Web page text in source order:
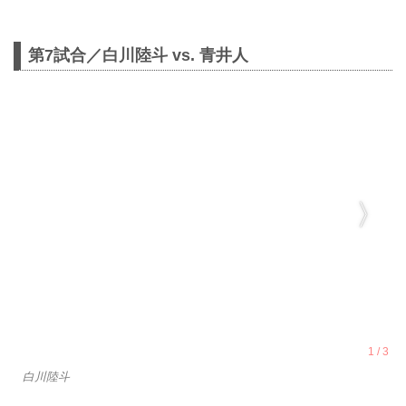
第7試合／白川陸斗 vs. 青井人
白川陸斗